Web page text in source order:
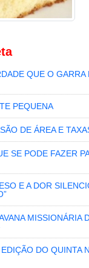
QUE O GARRA
PEQUENA
DE ÁREA E
SE PODE FAZER
E A DOR
MISSIONÁRIA
DO QUINTA